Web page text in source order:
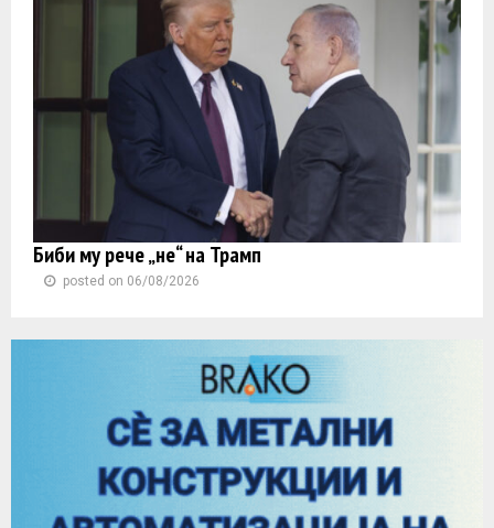
Биби му рече „не“ на Трамп
posted on 06/08/2026